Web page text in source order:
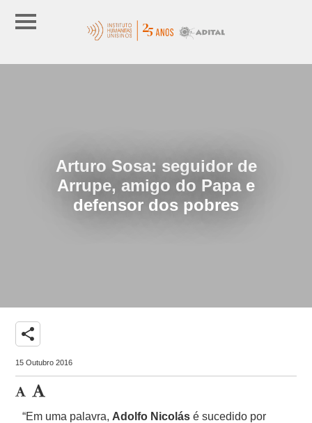
Arturo Sosa: seguidor de
Arrupe, amigo do Papa e
defensor dos pobres
share
15 Outubro 2016
“Em uma palavra, Adolfo Nicolás é sucedido por